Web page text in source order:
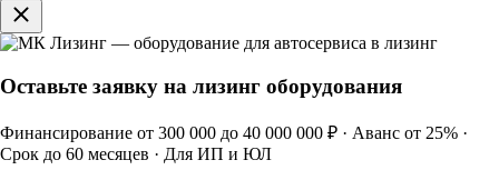
Оставьте заявку на лизинг оборудования
Финансирование от 300 000 до 40 000 000 ₽ · Аванс от 25% ·
Срок до 60 месяцев · Для ИП и ЮЛ